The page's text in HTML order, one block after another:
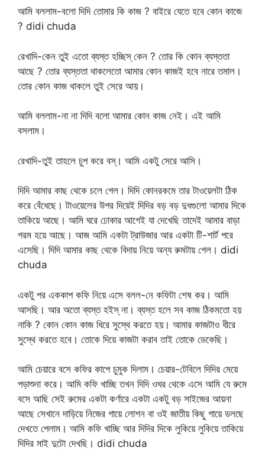
আমি বললাম-বলো দিদি তোমার কি কাজ ? বাইরে যেতে হবে কোন কাজে
? didi chuda
রেখাদি-কেন তুই এতো ব্যস্ত হচ্ছিস্ কেন ? তোর কি কোন ব্যস্ততা
আছে ? তোর ব্যস্ততা থাকলেতো আমার কোন কাজই হবে নারে তমাল।
তোর কোন কাজ থাকলে তুই সেরে আয়।
আমি বললাম-না না দিদি বলো আমার কোন কাজ নেই। এই আমি
বসলাম।
রেখাদি-তুই তাহলে চুপ করে বস্। আমি একটু সেরে আসি।
দিদি আমার কাছ থেকে চলে গেল। দিদি কোনরকমে তার টাওয়েলটা ঠিক
করে বেঁধেছে। টাওয়েলের উপর দিয়েই দিদির বড় বড় দুধগুলো আমার দিকে
তাকিয়ে আছে। আমি ঘরে ঢোকার আগেই যা দেখেছি তাদেই আমার বাড়া
গরম হয়ে আছে। আজ আমি একটা ট্রাউজার আর একটা টি-শার্ট পরে
এসেছি। দিদি আমার কাছ থেকে বিদায় নিয়ে অন্য রুমটায় গেল। didi
chuda
একটু পর এককাপ কফি নিয়ে এসে বলল-নে কফিটা শেষ কর। আমি
আসছি। আর অতো ব্যস্ত হইস্ না। ব্যস্ত হলে সব কাজ ঠিকমতো হয়
নাকি ? কোন কোন কাজ ধিরে সুস্থে করতে হয়। আমার কাজটাও ধীরে
সুস্থে করতে হবে। তোকে দিয়ে কাজটা করাব তাই তোকে ডেকেছি।
আমি চেয়ারে বসে কফির কাপে চুমুক দিলাম। চেয়ার-টেবিলে দিদির মেয়ে
পড়াশুনা করে। আমি কফি খাচ্ছি তখন দিদি ওঘর থেকে এসে আমি যে রুমে
বসে আছি সেই রুমের একটা কর্ণারে একটা একটু বড় সাইজের আয়না
আছে সেখানে দাড়িয়ে নিজের গায়ে লোশন বা ওই জাতীয় কিছু গায়ে ডলছে
দেখতে পেলাম। আমি কফি খাচ্ছি আর দিদির দিকে লুকিয়ে লুকিয়ে তাকিয়ে
দিদির মাই দুটো দেখছি। didi chuda